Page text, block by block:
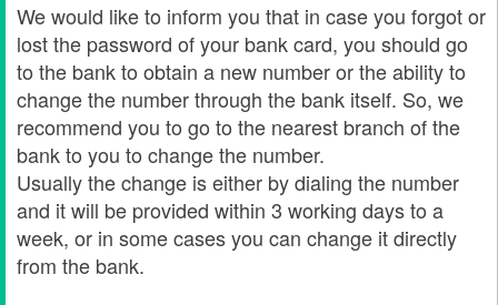
We would like to inform you that in case you forgot or
lost the password of your bank card, you should go
to the bank to obtain a new number or the ability to
change the number through the bank itself. So, we
recommend you to go to the nearest branch of the
bank to you to change the number.
Usually the change is either by dialing the number
and it will be provided within 3 working days to a
week, or in some cases you can change it directly
from the bank.